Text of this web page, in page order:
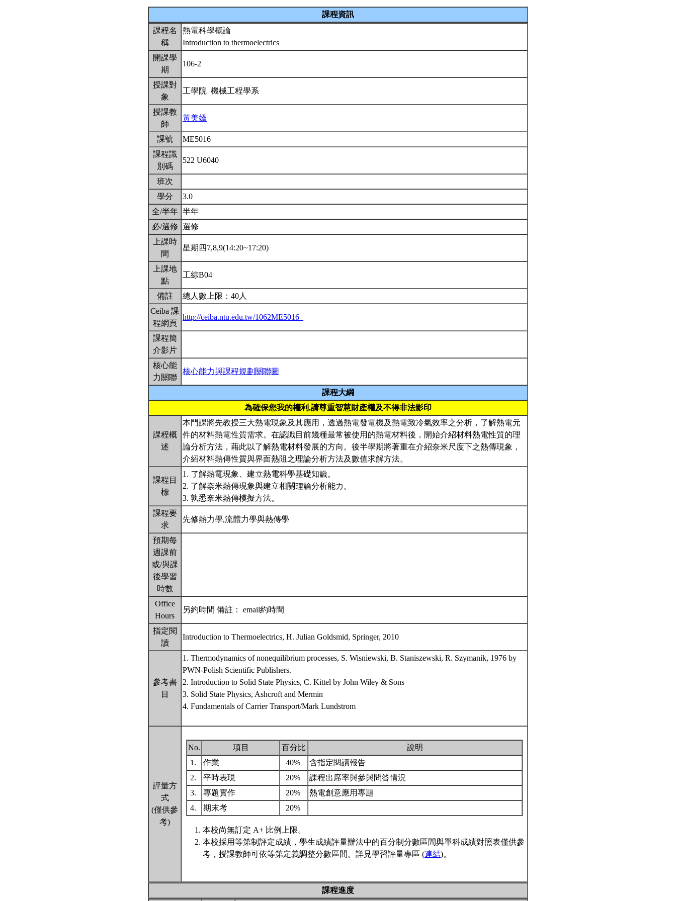
課程資訊
課程名
稱
熱電科學概論
Introduction to thermoelectrics
開課學
期
106-2
授課對
象
工學院 機械工程學系
授課教
師
黃美嬌
課號
ME5016
課程識
別碼
522 U6040
班次
學分
3.0
全/半年 半年
必/選修 選修
上課時
間
星期四7,8,9(14:20~17:20)
上課地
點
工綜B04
備註
總人數上限：40人
Ceiba 課
程網頁
http://ceiba.ntu.edu.tw/1062ME5016_
課程簡
介影片
核心能
力關聯
核心能力與課程規劃關聯圖
課程大綱
為確保您我的權利,請尊重智慧財產權及不得非法影印
課程概
述
本門課將先教授三大熱電現象及其應用，透過熱電發電機及熱電致冷氣效率之分析，了解熱電元
件的材料熱電性質需求。在認識目前幾種最常被使用的熱電材料後，開始介紹材料熱電性質的理
論分析方法，藉此以了解熱電材料發展的方向。後半學期將著重在介紹奈米尺度下之熱傳現象，
介紹材料熱傳性質與界面熱阻之理論分析方法及數值求解方法。
課程目
標
1. 了解熱電現象、建立熱電科學基礎知識。
2. 了解奈米熱傳現象與建立相關理論分析能力。
3. 孰悉奈米熱傳模擬方法。
課程要
求
先修熱力學,流體力學與熱傳學
預期每
週課前
或/與課
後學習
時數
Office
Hours
另約時間 備註： email約時間
指定閱
讀
Introduction to Thermoelectrics, H. Julian Goldsmid, Springer, 2010
參考書
目
1. Thermodynamics of nonequilibrium processes, S. Wisniewski, B. Staniszewski, R. Szymanik, 1976 by
PWN-Polish Scientific Publishers.
2. Introduction to Solid State Physics, C. Kittel by John Wiley & Sons
3. Solid State Physics, Ashcroft and Mermin
4. Fundamentals of Carrier Transport/Mark Lundstrom
評量方
式
(僅供參
考)
No. 項目 百分比
說明
1.
作業 40%
含指定閱讀報告
2.
平時表現 20%
課程出席率與參與問答情況
3.
專題實作 20%
熱電創意應用專題
4.
期末考 20%
本校尚無訂定 A+ 比例上限。
本校採用等第制評定成績，學生成績評量辦法中的百分制分數區間與單科成績對照表僅供參
考，授課教師可依等第定義調整分數區間。詳見學習評量專區 (連結)。
課程進度